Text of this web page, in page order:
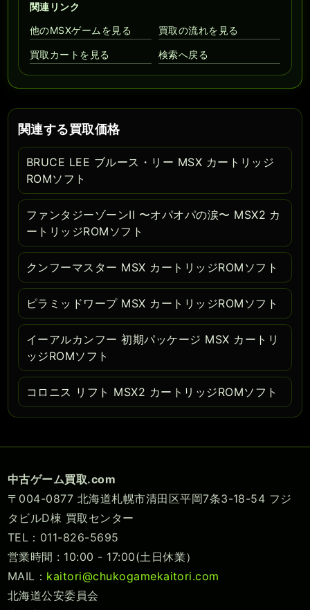
関連リンク
他のMSXゲームを見る
買取の流れを見る
買取カートを見る 検索へ戻る
関連する買取価格
BRUCE LEE ブルース・リー MSX カートリッジ
ROMソフト
ファンタジーゾーンII 〜オパオパの涙〜 MSX2 カ
ートリッジROMソフト
クンフーマスター MSX カートリッジROMソフト
ピラミッドワープ MSX カートリッジROMソフト
イーアルカンフー 初期パッケージ MSX カートリ
ッジROMソフト
コロニス リフト MSX2 カートリッジROMソフト
中古ゲーム買取.com
〒004-0877 北海道札幌市清田区平岡7条3-18-54 フジ
タビルD棟 買取センター
TEL：011-826-5695
営業時間 : 10:00 - 17:00(土日休業）
MAIL： kaitori@chukogamekaitori.com
北海道公安委員会